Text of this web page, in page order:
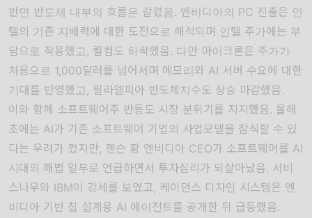
반면 반도체 내부의 흐름은 갈렸음. 엔비디아의 PC 진출은 인
텔의 기존 지배력에 대한 도전으로 해석되며 인텔 주가에는 부
담으로 작용했고, 퀄컴도 하락했음. 다만 마이크론은 주가가
처음으로 1,000달러를 넘어서며 메모리와 AI 서버 수요에 대한
기대를 반영했고, 필라델피아 반도체지수도 상승 마감했음.
이와 함께 소프트웨어주 반등도 시장 분위기를 지지했음. 올해
초에는 AI가 기존 소프트웨어 기업의 사업모델을 잠식할 수 있
다는 우려가 컸지만, 젠슨 황 엔비디아 CEO가 소프트웨어를 AI
시대의 해법 일부로 언급하면서 투자심리가 되살아났음. 서비
스나우와 IBM이 강세를 보였고, 케이던스 디자인 시스템은 엔
비디아 기반 칩 설계용 AI 에이전트를 공개한 뒤 급등했음.